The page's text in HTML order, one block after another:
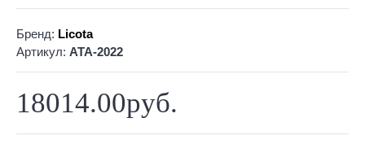
Бренд: Licota
Артикул: ATA-2022
18014.00руб.